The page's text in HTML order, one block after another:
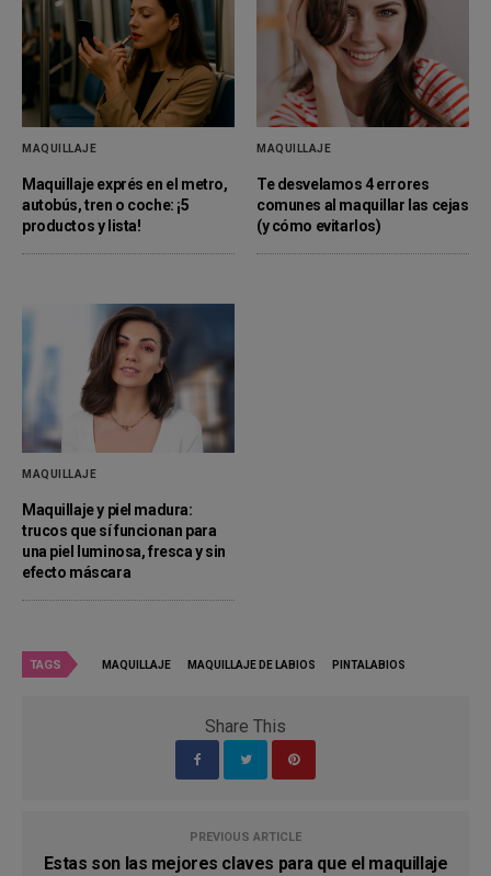
MAQUILLAJE
Maquillaje exprés en el metro,
autobús, tren o coche: ¡5
productos y lista!
MAQUILLAJE
Te desvelamos 4 errores
comunes al maquillar las cejas
(y cómo evitarlos)
MAQUILLAJE
Maquillaje y piel madura:
trucos que sí funcionan para
una piel luminosa, fresca y sin
efecto máscara
TAGS MAQUILLAJE MAQUILLAJE DE LABIOS PINTALABIOS
Share This
PREVIOUS ARTICLE
Estas son las mejores claves para que el maquillaje